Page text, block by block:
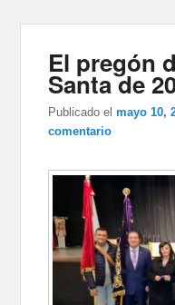
El pregón
Santa de
Publicado el mayo 10,
comentario